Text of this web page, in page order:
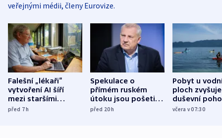
veřejnými médii, členy Eurovize.
Falešní „lékaři“
vytvoření AI šíří
mezi staršími
Poláky nebezpečné
před 7h
Spekulace o
přímém ruském
útoku jsou pošetilé,
míní estonský
před 20h
Pobyt u
ploch zvyšuje
duševní
ukázala
včera v 07:30